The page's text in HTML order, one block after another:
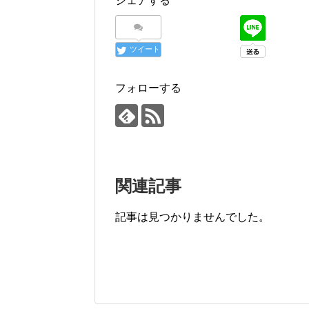
ツイート
フォローする
関連記事
記事は見つかりませんでした。